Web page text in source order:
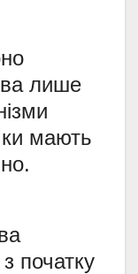
лише
мають
початку